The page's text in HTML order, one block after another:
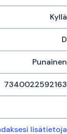
Kyllä
D
Punainen
7340022592163
lisätietoja